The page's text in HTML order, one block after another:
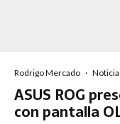
Rodrigo Mercado ·
ASUS ROG
con pantalla